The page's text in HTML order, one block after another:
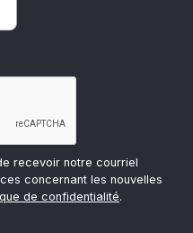
recevoir notre courriel
concernant les nouvelles
de confidentialité.